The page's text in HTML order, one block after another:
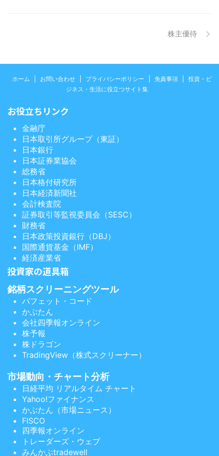
株主優待
ホーム お問い合わせ プライバシーポリシー 免責事項
投資・ビ
ジネス・生活に役立つサイト集
お役立ちリンク
金融庁
日本取引所グループ（東証）
日本銀行
日本証券業協会
総務省
日本格付研究所
日本経済新聞社
会計検査院
証券取引等監視委員会（SESC）
財務省
日本政策投資銀行（DBJ）
国際通貨基金（IMF）
経済産業省
投資家の道具箱
銘柄スクリーニングツール
バフェット・コード
かぶたん
会社四季報オンライン
株予報
株ドラゴン
TradingView（株式スクリーナー）
市場動向・チャート分析
日経平均 リアルタイム チャート
Yahoo!ファイナンス
かぶたん（市場ニュース）
FISCO
四季報オンライン
トレーダーズ・ウェブ
みんかぶtradewell